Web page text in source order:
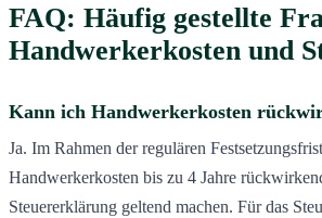
FAQ: Häufig gestellte
Handwerkerkosten und
Kann ich Handwerkerkosten
Ja. Im Rahmen der regulären
Handwerkerkosten bis zu 4 Jahre
Steuererklärung geltend machen. Für das